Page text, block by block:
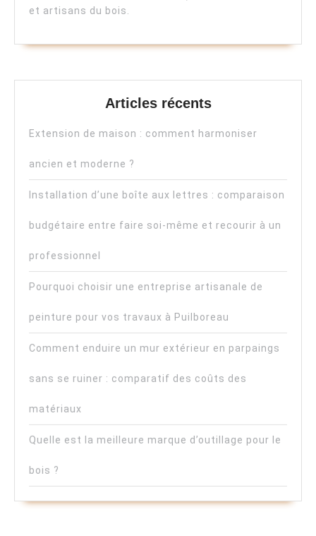
et artisans du bois.
Articles récents
Extension de maison : comment harmoniser
ancien et moderne ?
Installation d’une boîte aux lettres : comparaison
budgétaire entre faire soi-même et recourir à un
professionnel
Pourquoi choisir une entreprise artisanale de
peinture pour vos travaux à Puilboreau
Comment enduire un mur extérieur en parpaings
sans se ruiner : comparatif des coûts des
matériaux
Quelle est la meilleure marque d’outillage pour le
bois ?